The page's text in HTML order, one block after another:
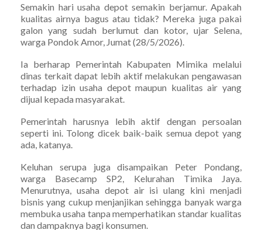
Semakin hari usaha depot semakin berjamur. Apakah
kualitas airnya bagus atau tidak? Mereka juga pakai
galon yang sudah berlumut dan kotor, ujar Selena,
warga Pondok Amor, Jumat (28/5/2026).
Ia berharap Pemerintah Kabupaten Mimika melalui
dinas terkait dapat lebih aktif melakukan pengawasan
terhadap izin usaha depot maupun kualitas air yang
dijual kepada masyarakat.
Pemerintah harusnya lebih aktif dengan persoalan
seperti ini. Tolong dicek baik-baik semua depot yang
ada, katanya.
Keluhan serupa juga disampaikan Peter Pondang,
warga Basecamp SP2, Kelurahan Timika Jaya.
Menurutnya, usaha depot air isi ulang kini menjadi
bisnis yang cukup menjanjikan sehingga banyak warga
membuka usaha tanpa memperhatikan standar kualitas
dan dampaknya bagi konsumen.